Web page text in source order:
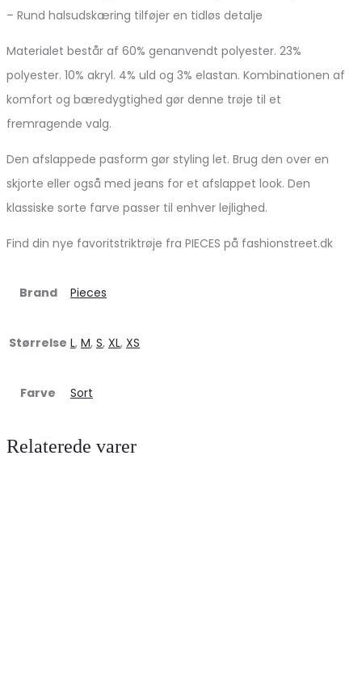
– Rund halsudskæring tilføjer en tidløs detalje
Materialet består af 60% genanvendt polyester. 23%
polyester. 10% akryl. 4% uld og 3% elastan. Kombinationen af
komfort og bæredygtighed gør denne trøje til et
fremragende valg.
Den afslappede pasform gør styling let. Brug den over en
skjorte eller også med jeans for et afslappet look. Den
klassiske sorte farve passer til enhver lejlighed.
Find din nye favoritstriktrøje fra PIECES på fashionstreet.dk
Brand Pieces
Størrelse L, M, S, XL, XS
Farve Sort
Relaterede varer